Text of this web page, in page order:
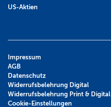
US-Aktien
Impressum
AGB
Datenschutz
Widerrufsbelehrung Digital
Widerrufsbelehrung Print & Digital
Cookie-Einstellungen